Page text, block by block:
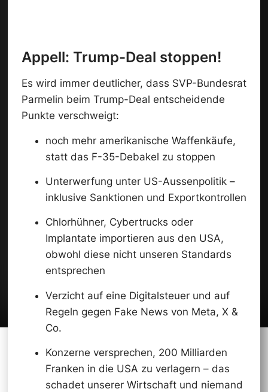
Appell: Trump-Deal stoppen!
Es wird immer deutlicher, dass SVP-Bundesrat
Parmelin beim Trump-Deal entscheidende
Punkte verschweigt:
noch mehr amerikanische Waffenkäufe,
statt das F-35-Debakel zu stoppen
Unterwerfung unter US-Aussenpolitik –
inklusive Sanktionen und Exportkontrollen
Chlorhühner, Cybertrucks oder
Implantate importieren aus den USA,
obwohl diese nicht unseren Standards
entsprechen
Verzicht auf eine Digitalsteuer und auf
Regeln gegen Fake News von Meta, X &
Co.
Konzerne versprechen, 200 Milliarden
Franken in die USA zu verlagern – das
schadet unserer Wirtschaft und niemand